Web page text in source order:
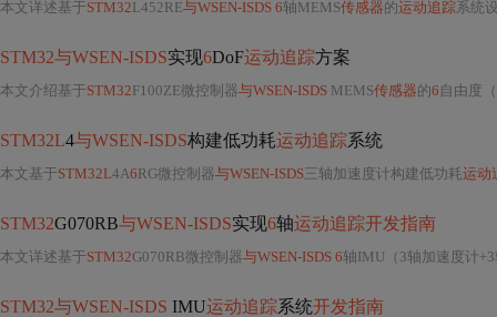
本文详述基于STM32L452RE与WSEN-ISDS 6轴MEMS传感器的运动追踪系统设计，
STM32与WSEN-ISDS实现6DoF运动追踪方案
本文介绍基于STM32F100ZE微控制器与WSEN-ISDS MEMS传感器的6 自由度（
STM32L4与WSEN-ISDS构建低功耗运动追踪系统
本文基于STM32L4A6RG微控制器与WSEN-ISDS三轴加速度计构建低功耗运动
STM32G070RB与WSEN-ISDS实现6轴运动追踪开发指南
本文详述基于STM32G070RB微控制器与WSEN-ISDS 6轴IMU（3轴加速度计
STM32与WSEN-ISDS IMU运动追踪系统开发指南